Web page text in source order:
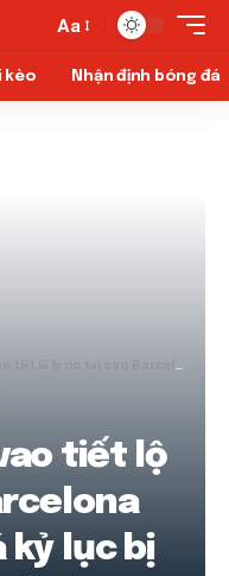
Aa
kèo Nhận định bóng đá
tiết lộ
kỷ lục bị